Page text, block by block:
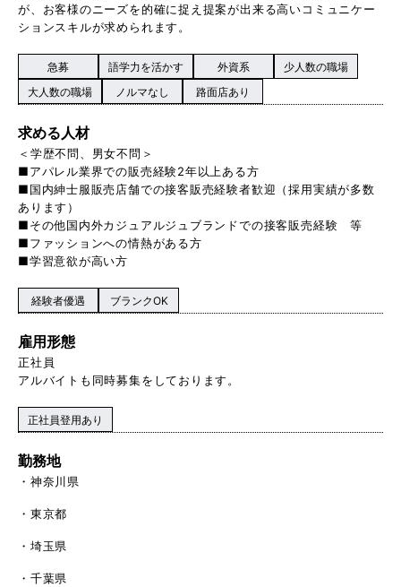
が、お客様のニーズを的確に捉え提案が出来る高いコミュニケー
ションスキルが求められます。
急募 語学力を活かす 外資系
少人数の職場
大人数の職場
ノルマなし 路面店あり
求める人材
＜学歴不問、男女不問＞
■アパレル業界での販売経験2年以上ある方
■国内紳士服販売店舗での接客販売経験者歓迎（採用実績が多数
あります）
■その他国内外カジュアルジュブランドでの接客販売経験 等
■ファッションへの情熱がある方
■学習意欲が高い方
経験者優遇 ブランクOK
雇用形態
正社員
アルバイトも同時募集をしております。
正社員登用あり
勤務地
神奈川県
東京都
埼玉県
千葉県